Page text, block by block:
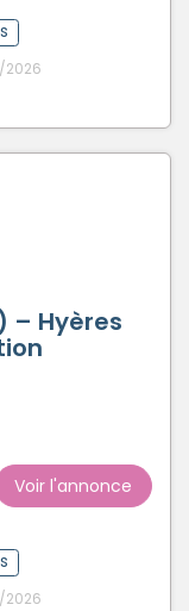
2026
– Hyères
Voir l'annonce
2026